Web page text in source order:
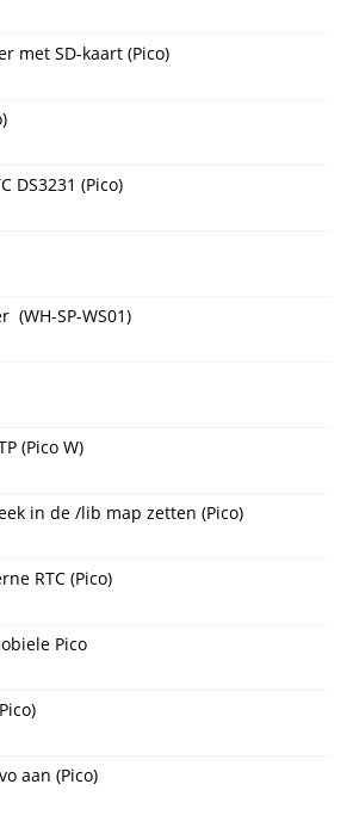
met SD-kaart (Pico)
DS3231 (Pico)
(WH-SP-WS01)
(Pico W)
in de /lib map zetten (Pico)
RTC (Pico)
Pico
aan (Pico)